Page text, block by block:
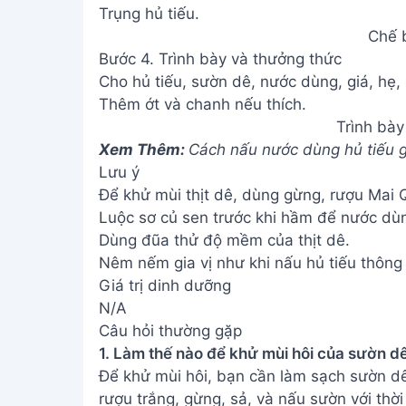
Vậy là bạn đã hoàn thành tô hủ tiếu
cùng gia đình và bạn bè thưởng thức
Address: Hẻm 283 Nguyễn Đình Chiểu,
Tiến , Phan Thiết
Email:
[email protected]